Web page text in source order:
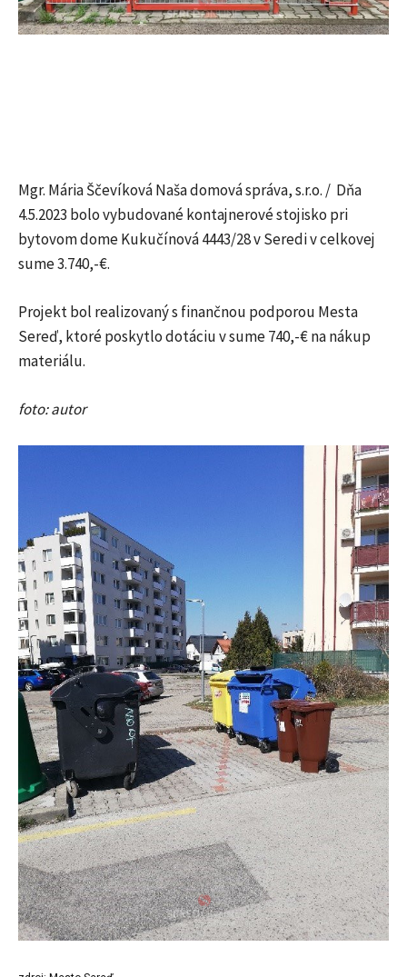
Mgr. Mária Ščevíková Naša domová správa, s.r.o. / Dňa
4.5.2023 bolo vybudované kontajnerové stojisko pri
bytovom dome Kukučínová 4443/28 v Seredi v celkovej
sume 3.740,-€.
Projekt bol realizovaný s finančnou podporou Mesta
Sereď, ktoré poskytlo dotáciu v sume 740,-€ na nákup
materiálu.
foto: autor